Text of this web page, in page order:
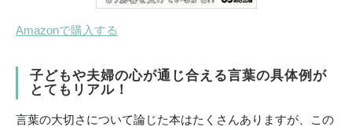
Amazonで購入する
子どもや夫婦の心が通じ合える言葉の具体例が
とてもリアル！
言葉の大切さについて論じた本はたくさんありますが、この